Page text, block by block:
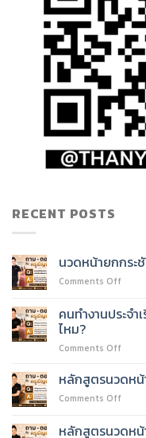
RECENT POSTS
นวดหน้ายกกระ
Comments Off
หน้า
ยก
เรียน
คนทำงานประจ
ไหม?
Comments Off
ทำงาน
ประจำ
นวด
หลักสูตรนวดหน้
Comments Off
หลักสูตรนวดหน้